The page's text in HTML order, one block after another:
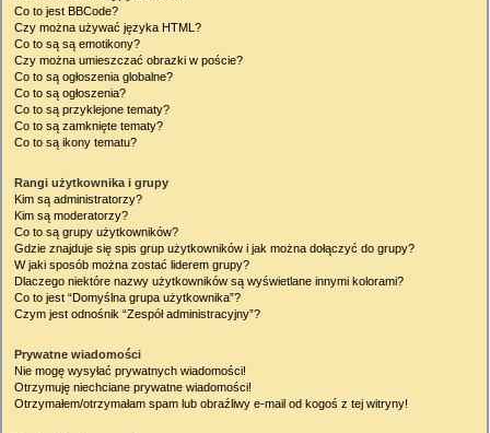
Co to jest BBCode?
Czy można używać języka HTML?
Co to są są emotikony?
Czy można umieszczać obrazki w poście?
Co to są ogłoszenia globalne?
Co to są ogłoszenia?
Co to są przyklejone tematy?
Co to są zamknięte tematy?
Co to są ikony tematu?
Rangi użytkownika i grupy
Kim są administratorzy?
Kim są moderatorzy?
Co to są grupy użytkowników?
Gdzie znajduje się spis grup użytkowników i jak można dołączyć do grupy?
W jaki sposób można zostać liderem grupy?
Dlaczego niektóre nazwy użytkowników są wyświetlane innymi kolorami?
Co to jest “Domyślna grupa użytkownika”?
Czym jest odnośnik “Zespół administracyjny”?
Prywatne wiadomości
Nie mogę wysyłać prywatnych wiadomości!
Otrzymuję niechciane prywatne wiadomości!
Otrzymałem/otrzymałam spam lub obraźliwy e-mail od kogoś z tej witryny!